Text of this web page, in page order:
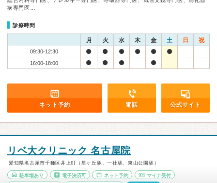
病専門医…
診療時間
月 火 水 木 金 土 日 祝
09:30-12:30
16:00-18:00
ネット予約 電話 公式サイト
リベ大クリニック 名古屋院
愛知県名古屋市千種区井上町（星ヶ丘駅、一社駅、東山公園駅）
駐車場あり 電子決済可 ネット予約 マイナ受付